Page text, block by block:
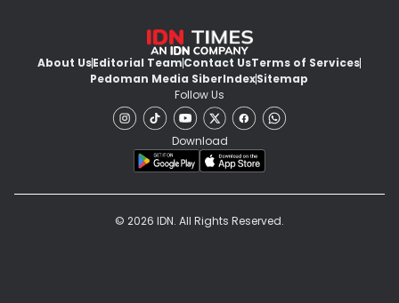
About UsEditorial TeamContact UsTerms of Services
Pedoman Media SiberIndexSitemap
Follow Us
Download
© 2026 IDN. All Rights Reserved.